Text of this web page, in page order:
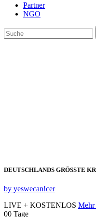
Partner
NGO
DEUTSCHLANDS GRÖSSTE
by yeswecan!cer
LIVE + KOSTENLOS Mehr
00 Tage